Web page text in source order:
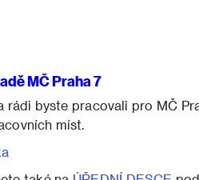
MČ Praha 7
byste pracovali pro MČ
míst.